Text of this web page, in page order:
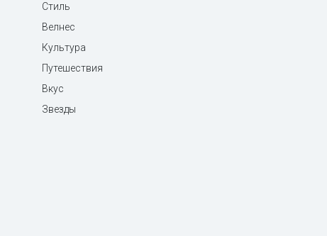
Стиль
Велнес
Культура
Путешествия
Вкус
Звезды